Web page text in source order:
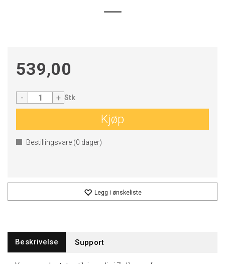
539,00
- + Stk
Kjøp
Bestillingsvare (0 dager)
Legg i ønskeliste
Beskrivelse Support